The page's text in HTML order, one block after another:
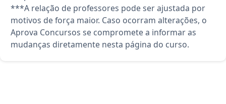
***A relação de professores pode ser ajustada por
motivos de força maior. Caso ocorram alterações, o
Aprova Concursos se compromete a informar as
mudanças diretamente nesta página do curso.